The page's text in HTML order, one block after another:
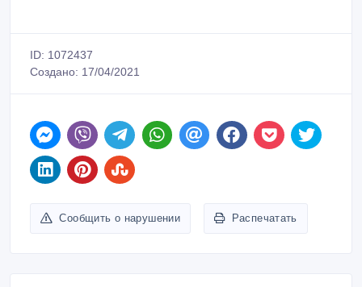
ID: 1072437
Создано: 17/04/2021
Сообщить о нарушении Распечатать